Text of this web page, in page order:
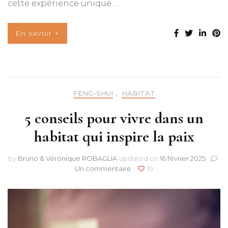
cette expérience unique. …
En savoir +
FENG-SHUI , HABITAT
5 conseils pour vivre dans un
habitat qui inspire la paix
by Bruno & Véronique ROBAGLIA updated on 16 février 2025
Un commentaire
sur
conseils
19